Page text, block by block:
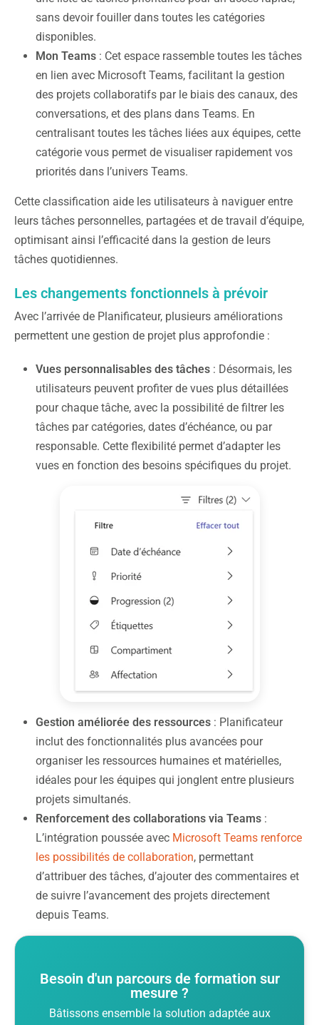
sans devoir fouiller dans toutes les catégories
disponibles.
Mon Teams : Cet espace rassemble toutes les tâches
en lien avec Microsoft Teams, facilitant la gestion
des projets collaboratifs par le biais des canaux, des
conversations, et des plans dans Teams. En
centralisant toutes les tâches liées aux équipes, cette
catégorie vous permet de visualiser rapidement vos
priorités dans l’univers Teams.
Cette classification aide les utilisateurs à naviguer entre
leurs tâches personnelles, partagées et de travail d’équipe,
optimisant ainsi l’efficacité dans la gestion de leurs
tâches quotidiennes.
Les changements fonctionnels à prévoir
Avec l’arrivée de Planificateur, plusieurs améliorations
permettent une gestion de projet plus approfondie :
Vues personnalisables des tâches : Désormais, les
utilisateurs peuvent profiter de vues plus détaillées
pour chaque tâche, avec la possibilité de filtrer les
tâches par catégories, dates d’échéance, ou par
responsable. Cette flexibilité permet d’adapter les
vues en fonction des besoins spécifiques du projet.
Gestion améliorée des ressources : Planificateur
inclut des fonctionnalités plus avancées pour
organiser les ressources humaines et matérielles,
idéales pour les équipes qui jonglent entre plusieurs
projets simultanés.
Renforcement des collaborations via Teams :
L’intégration poussée avec Microsoft Teams renforce
les possibilités de collaboration, permettant
d’attribuer des tâches, d’ajouter des commentaires et
de suivre l’avancement des projets directement
depuis Teams.
Besoin d'un parcours de formation sur
mesure ?
Bâtissons ensemble la solution adaptée aux